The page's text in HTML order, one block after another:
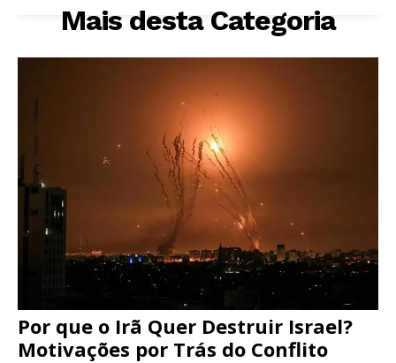
Mais desta Categoria
Por que o Irã Quer Destruir Israel?
Motivações por Trás do Conflito